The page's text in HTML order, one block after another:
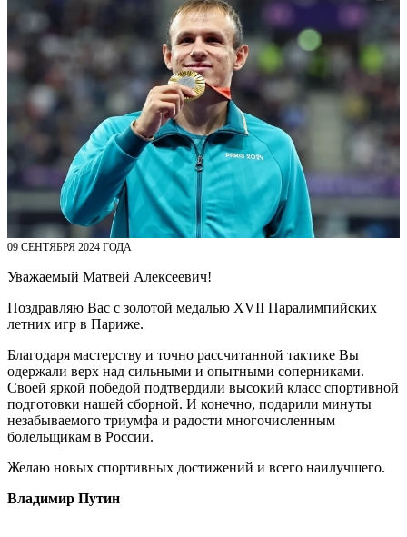
09 СЕНТЯБРЯ 2024 ГОДА
Уважаемый Матвей Алексеевич!
Поздравляю Вас с золотой медалью XVII Паралимпийских
летних игр в Париже.
Благодаря мастерству и точно рассчитанной тактике Вы
одержали верх над сильными и опытными соперниками.
Своей яркой победой подтвердили высокий класс спортивной
подготовки нашей сборной. И конечно, подарили минуты
незабываемого триумфа и радости многочисленным
болельщикам в России.
Желаю новых спортивных достижений и всего наилучшего.
Владимир Путин